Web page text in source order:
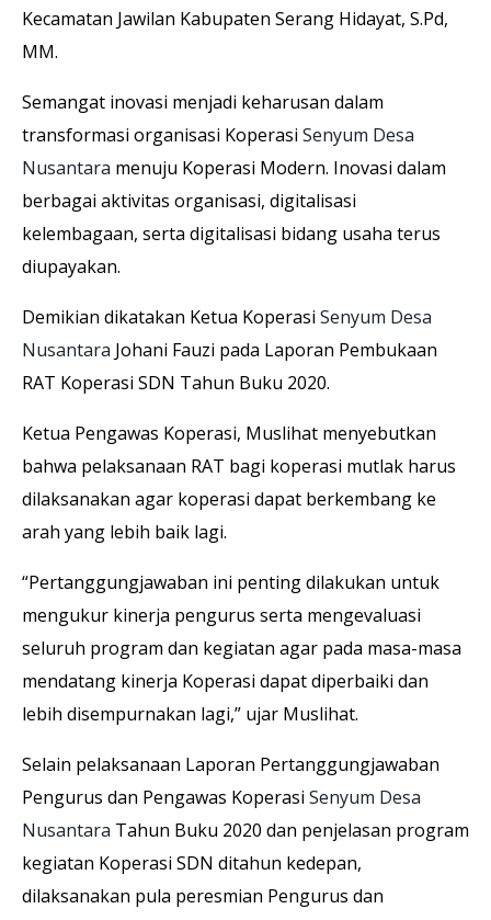
Kecamatan Jawilan Kabupaten Serang Hidayat, S.Pd,
MM.
Semangat inovasi menjadi keharusan dalam
transformasi organisasi Koperasi Senyum Desa
Nusantara menuju Koperasi Modern. Inovasi dalam
berbagai aktivitas organisasi, digitalisasi
kelembagaan, serta digitalisasi bidang usaha terus
diupayakan.
Demikian dikatakan Ketua Koperasi Senyum Desa
Nusantara Johani Fauzi pada Laporan Pembukaan
RAT Koperasi SDN Tahun Buku 2020.
Ketua Pengawas Koperasi, Muslihat menyebutkan
bahwa pelaksanaan RAT bagi koperasi mutlak harus
dilaksanakan agar koperasi dapat berkembang ke
arah yang lebih baik lagi.
“Pertanggungjawaban ini penting dilakukan untuk
mengukur kinerja pengurus serta mengevaluasi
seluruh program dan kegiatan agar pada masa-masa
mendatang kinerja Koperasi dapat diperbaiki dan
lebih disempurnakan lagi,” ujar Muslihat.
Selain pelaksanaan Laporan Pertanggungjawaban
Pengurus dan Pengawas Koperasi Senyum Desa
Nusantara Tahun Buku 2020 dan penjelasan program
kegiatan Koperasi SDN ditahun kedepan,
dilaksanakan pula peresmian Pengurus dan